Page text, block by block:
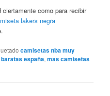
como para recibir
lakers negra
camisetas nba muy
españa,mas camisetas